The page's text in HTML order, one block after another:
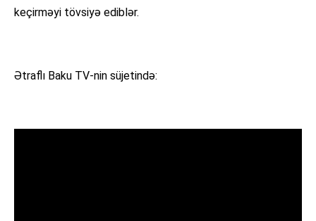
keçirməyi tövsiyə ediblər.
Ətraflı Baku TV-nin süjetində: